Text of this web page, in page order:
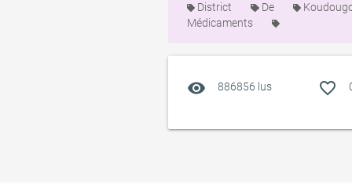
District De
Médicaments
visibility 886856 lus favorite_outline